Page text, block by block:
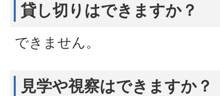
貸し切りはできますか？
できません。
見学や視察はできますか？